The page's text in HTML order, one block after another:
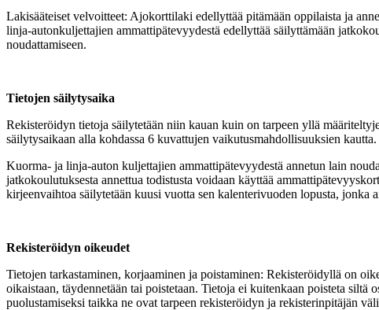
Lakisääteiset velvoitteet: Ajokorttilaki edellyttää pitämään oppilaista ja
linja-autonkuljettajien ammattipätevyydestä edellyttää säilyttämään
noudattamiseen.
Tietojen säilytysaika
Rekisteröidyn tietoja säilytetään niin kauan kuin on tarpeen yllä
säilytysaikaan alla kohdassa 6 kuvattujen vaikutusmahdollisuuksien kautta.
Kuorma- ja linja-auton kuljettajien ammattipätevyydestä annetun lain
jatkokoulutuksesta annettua todistusta voidaan käyttää
kirjeenvaihtoa säilytetään kuusi vuotta sen kalenterivuoden lopusta, jonka
Rekisteröidyn oikeudet
Tietojen tarkastaminen, korjaaminen ja poistaminen: Rekisteröidyllä on
oikaistaan, täydennetään tai poistetaan. Tietoja ei kuitenkaan poisteta
puolustamiseksi taikka ne ovat tarpeen rekisteröidyn ja rekisterinpitäjän